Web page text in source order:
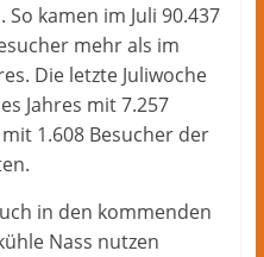
kamen im Juli 90.437
mehr als im
Die letzte Juliwoche
Jahres mit 7.257
1.608 Besucher der
in den kommenden
Nass nutzen